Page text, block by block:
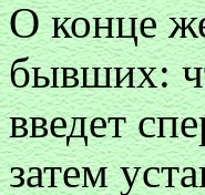
О конце
бывших:
введет
затем